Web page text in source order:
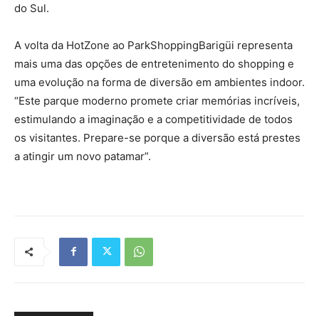
do Sul.
A volta da HotZone ao ParkShoppingBarigüi representa
mais uma das opções de entretenimento do shopping e
uma evolução na forma de diversão em ambientes indoor.
“Este parque moderno promete criar memórias incríveis,
estimulando a imaginação e a competitividade de todos
os visitantes. Prepare-se porque a diversão está prestes
a atingir um novo patamar”.